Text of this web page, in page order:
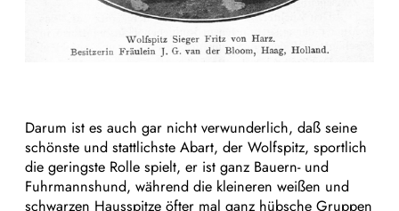
Darum ist es auch gar nicht verwunderlich, daß seine
schönste und stattlichste Abart, der Wolfspitz, sportlich
die geringste Rolle spielt, er ist ganz Bauern- und
Fuhrmannshund, während die kleineren weißen und
schwarzen Hausspitze öfter mal ganz hübsche Gruppen